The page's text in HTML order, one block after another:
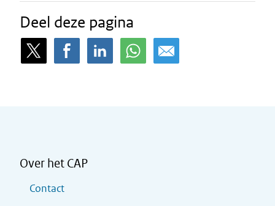
Deel deze pagina
Over het CAP
Contact